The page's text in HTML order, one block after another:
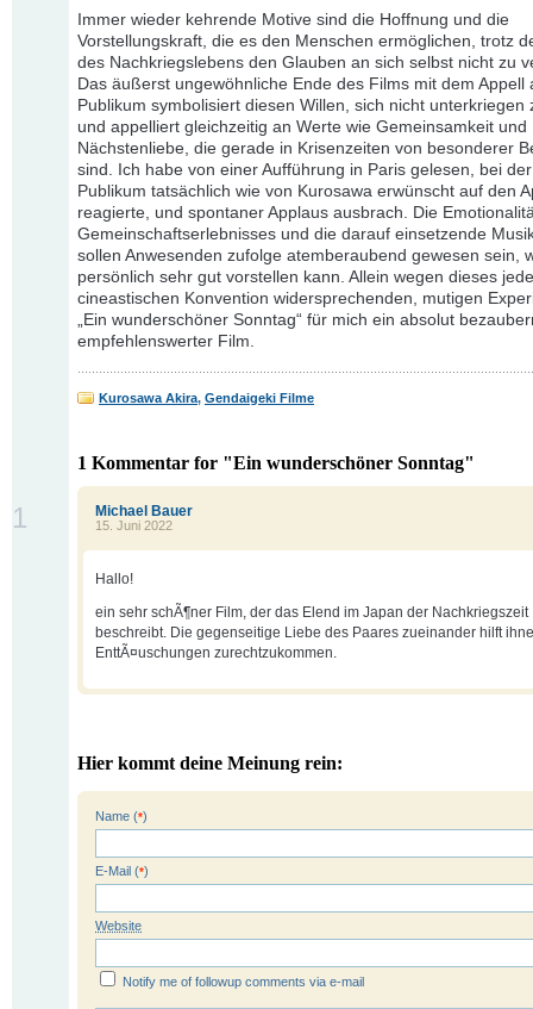
Immer wieder kehrende Motive sind die Hoffnung und die
Vorstellungskraft, die es den Menschen ermöglichen, trotz
des Nachkriegslebens den Glauben an sich selbst nicht zu
Das äußerst ungewöhnliche Ende des Films mit dem Appell
Publikum symbolisiert diesen Willen, sich nicht unterkriegen
und appelliert gleichzeitig an Werte wie Gemeinsamkeit und
Nächstenliebe, die gerade in Krisenzeiten von besonderer
sind. Ich habe von einer Aufführung in Paris gelesen, bei
Publikum tatsächlich wie von Kurosawa erwünscht auf den
reagierte, und spontaner Applaus ausbrach. Die
Gemeinschaftserlebnisses und die darauf einsetzende
sollen Anwesenden zufolge atemberaubend gewesen sein,
persönlich sehr gut vorstellen kann. Allein wegen dieses
cineastischen Konvention widersprechenden, mutigen
„Ein wunderschöner Sonntag“ für mich ein absolut
empfehlenswerter Film.
Kurosawa Akira, Gendaigeki Filme
1 Kommentar for "Ein wunderschöner Sonntag"
Michael Bauer
15. Juni 2022
1
Hallo!
ein sehr schÃ¶ner Film, der das Elend im Japan der Nachkriegszeit
beschreibt. Die gegenseitige Liebe des Paares zueinander hilft
EnttÃ¤uschungen zurechtzukommen.
Hier kommt deine Meinung rein:
Name (*)
E-Mail (*)
Website
Notify me of followup comments via e-mail